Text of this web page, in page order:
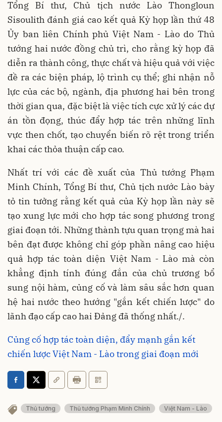
Tổng Bí thư, Chủ tịch nước Lào Thongloun
Sisoulith đánh giá cao kết quả Kỳ họp lần thứ 48
Ủy ban liên Chính phủ Việt Nam - Lào do Thủ
tướng hai nước đồng chủ trì, cho rằng kỳ họp đã
diễn ra thành công, thực chất và hiệu quả với việc
đề ra các biện pháp, lộ trình cụ thể; ghi nhận nỗ
lực của các bộ, ngành, địa phương hai bên trong
thời gian qua, đặc biệt là việc tích cực xử lý các dự
án tồn đọng, thúc đẩy hợp tác trên những lĩnh
vực then chốt, tạo chuyển biến rõ rệt trong triển
khai các thỏa thuận cấp cao.
Nhất trí với các đề xuất của Thủ tướng Phạm
Minh Chính, Tổng Bí thư, Chủ tịch nước Lào bày
tỏ tin tưởng rằng kết quả của Kỳ họp lần này sẽ
tạo xung lực mới cho hợp tác song phương trong
giai đoạn tới. Những thành tựu quan trọng mà hai
bên đạt được không chỉ góp phần nâng cao hiệu
quả hợp tác toàn diện Việt Nam - Lào mà còn
khẳng định tính đúng đắn của chủ trương bổ
sung nội hàm, củng cố và làm sâu sắc hơn quan
hệ hai nước theo hướng "gắn kết chiến lược" do
lãnh đạo cấp cao hai Đảng đã thống nhất./.
Củng cố hợp tác toàn diện, đẩy mạnh gắn kết
chiến lược Việt Nam - Lào trong giai đoạn mới
Thủ tướng Thủ tướng Phạm Minh Chính Việt Nam - Lào